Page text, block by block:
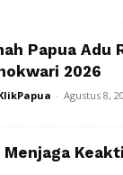
Papua Adu
2026
- Agustus 8,
Menjaga